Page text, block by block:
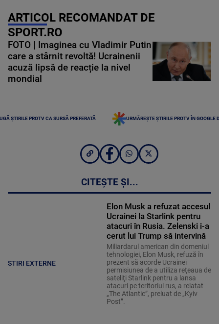
ARTICOL RECOMANDAT DE
SPORT.RO
FOTO | Imaginea cu Vladimir Putin
care a stârnit revoltă! Ucrainenii
acuză lipsă de reacție la nivel
mondial
ȘTIRILE PROTV CA SURSĂ PREFERATĂ URMĂREȘTE ȘTIRILE PROTV ÎN GOOGLE
CITEȘTE ȘI...
STIRI EXTERNE
Elon Musk a refuzat accesul
Ucrainei la Starlink pentru
atacuri în Rusia. Zelenski i-a
cerut lui Trump să intervină
Miliardarul american din domeniul
tehnologiei, Elon Musk, refuză în
prezent să acorde Ucrainei
permisiunea de a utiliza reţeaua de
sateliţi Starlink pentru a lansa
atacuri pe teritoriul rus, a relatat
„The Atlantic”, preluat de „Kyiv
Post”.